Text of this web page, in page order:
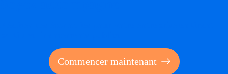
Commencer maintenant